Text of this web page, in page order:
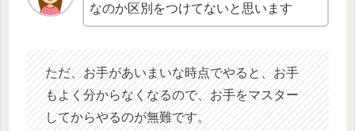
なのか区別をつけてないと思います
ただ、お手があいまいな時点でやると、お手
もよく分からなくなるので、お手をマスター
してからやるのが無難です。